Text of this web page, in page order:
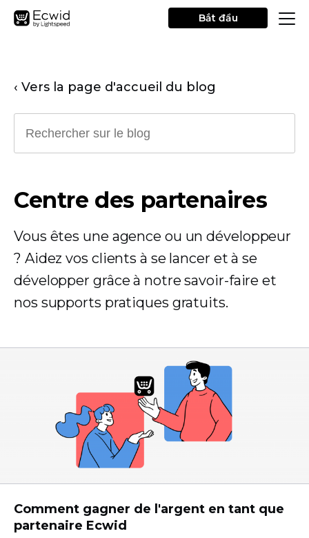
Bắt đầu
‹ Vers la page d'accueil du blog
Centre des partenaires
Vous êtes une agence ou un développeur
? Aidez vos clients à se lancer et à se
développer grâce à notre savoir-faire et
nos supports pratiques gratuits.
Comment gagner de l'argent en tant que
partenaire Ecwid